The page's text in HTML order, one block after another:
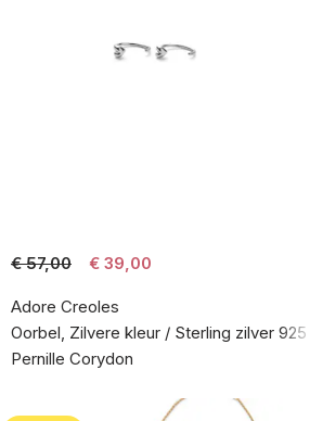
925
€ 57,00 € 39,00
Adore Creoles
Oorbel, Zilvere kleur / Sterling zilver 925
Pernille Corydon